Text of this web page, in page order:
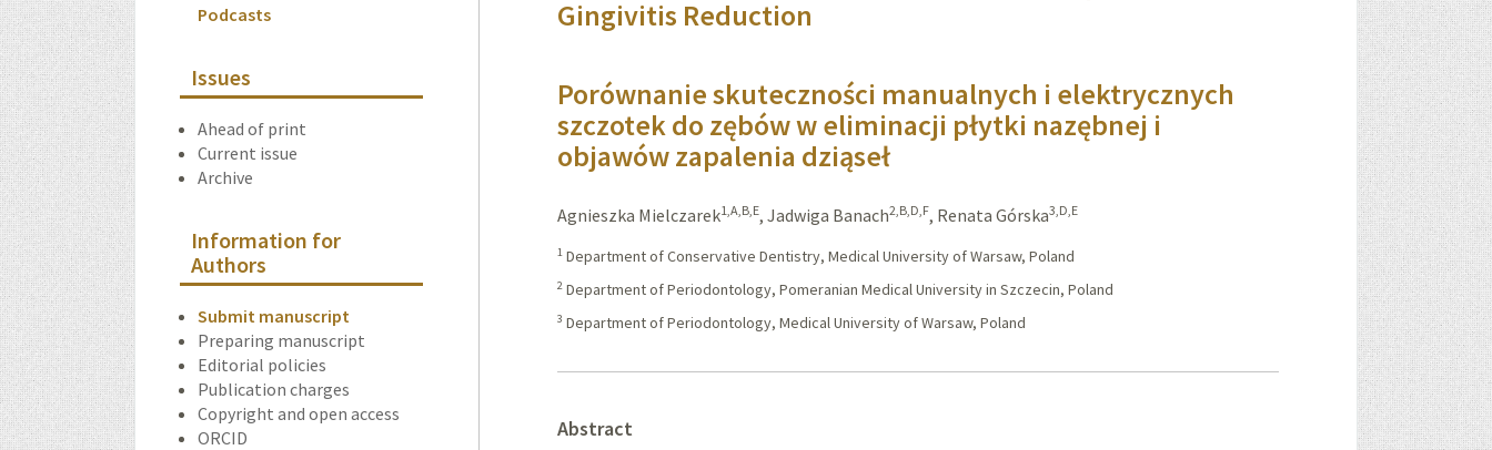
Podcasts
Issues
Ahead of print
Current issue
Archive
Information for
Authors
Submit manuscript
Preparing manuscript
Editorial policies
Publication charges
Copyright and open access
ORCID
Gingivitis Reduction
Porównanie skuteczności manualnych i elektrycznych
szczotek do zębów w eliminacji płytki nazębnej i
objawów zapalenia dziąseł
Agnieszka Mielczarek1,A,B,E,Jadwiga Banach2,B,D,F, Renata Górska3,D,E
1 Department of Conservative Dentistry, Medical University of Warsaw, Poland
2 Department of Periodontology, Pomeranian Medical University in Szczecin, Poland
3 Department of Periodontology, Medical University of Warsaw, Poland
Abstract